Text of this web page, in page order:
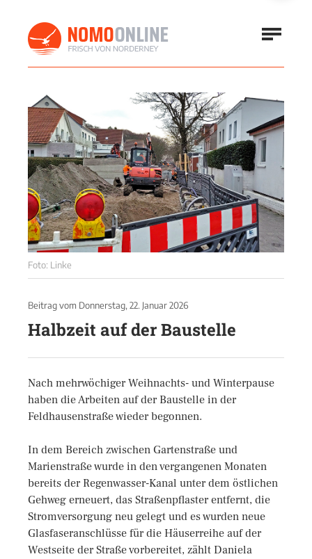
Foto: Linke
Beitrag vom Donnerstag, 22. Januar 2026
Halbzeit auf der Baustelle
Nach mehrwöchiger Weihnachts- und Winterpause
haben die Arbeiten auf der Baustelle in der
Feldhausenstraße wieder begonnen.
In dem Bereich zwischen Gartenstraße und
Marienstraße wurde in den vergangenen Monaten
bereits der Regenwasser-Kanal unter dem östlichen
Gehweg erneuert, das Straßenpflaster entfernt, die
Stromversorgung neu gelegt und es wurden neue
Glasfaseranschlüsse für die Häuserreihe auf der
Westseite der Straße vorbereitet, zählt Daniela